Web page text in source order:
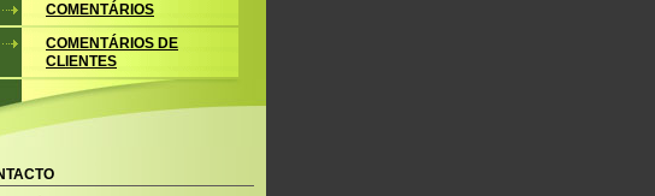
COMENTÁRIOS
COMENTÁRIOS DE
CLIENTES